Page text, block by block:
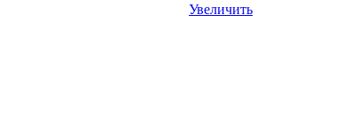
Увеличить